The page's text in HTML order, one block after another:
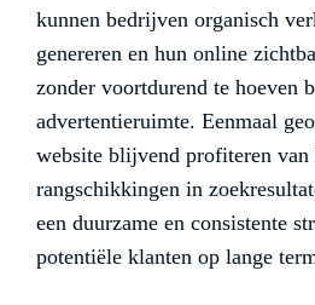
kunnen bedrijven organisch
genereren en hun online
zonder voortdurend te hoeven
advertentieruimte. Eenmaal
website blijvend profiteren van
rangschikkingen in
een duurzame en consistente
potentiële klanten op lange